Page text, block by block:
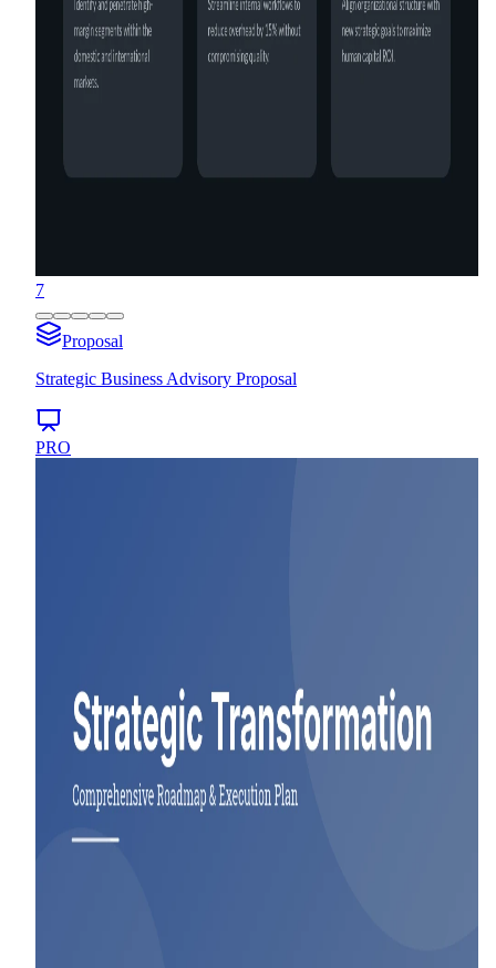
7
Proposal
Strategic Business Advisory Proposal
PRO